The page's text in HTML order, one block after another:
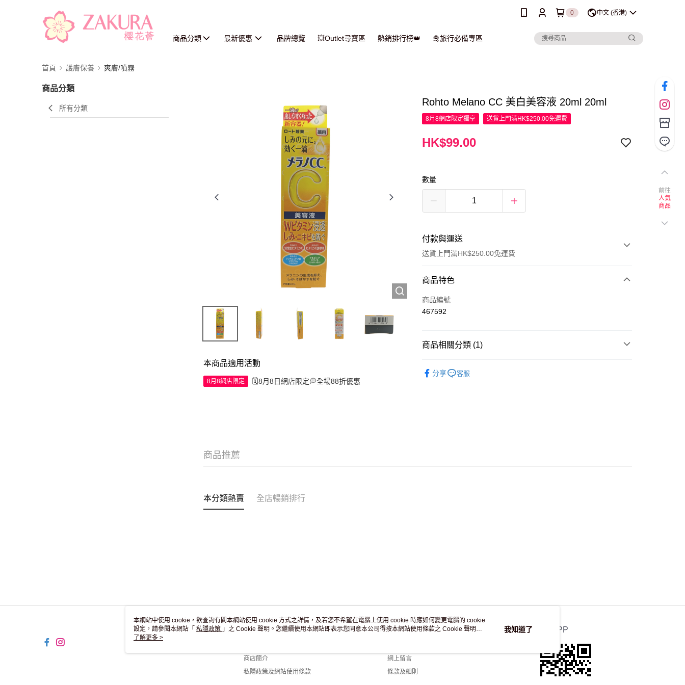
0 中文 (香港)
商品分類 最新優惠 品牌總覽 💥Outlet尋寶區 熱銷排行榜👑 🛅旅行必備專區
首頁 護膚保養 爽膚/噴霧
商品分類
所有分類
本商品適用活動
8月8網店限定 🗓️8月8日網店限定💭全場88折優惠
Rohto Melano CC 美白美容液 20ml 20ml
8月8網店限定獨享 送貨上門滿HK$250.00免運費
HK$99.00
數量
付款與運送
送貨上門滿HK$250.00免運費
付款方式
信用卡
商品特色
商品編號
467592
商品相關分類 (1)
分享
客服
商品推薦
本分類熱賣 全店暢銷排行
關於我們
商店簡介
私隱政策及網站使用條款
客戶服務
網上留言
條款及細則
官方APP
前往
人氣
商品
本網站中使用 cookie，欲查詢有關本網站使用 cookie 方式之詳情，及若您不希望在電腦上使用 cookie 時應如何變更電腦的 cookie
設定，請參閱本網站「 私隱政策 」之 Cookie 聲明。您繼續使用本網站即表示您同意本公司得按本網站使用條款之 Cookie 聲明使
用 cookie。
了解更多 >
我知道了